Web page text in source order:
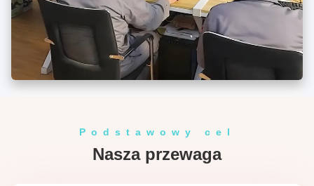
Podstawowy cel
Nasza przewaga